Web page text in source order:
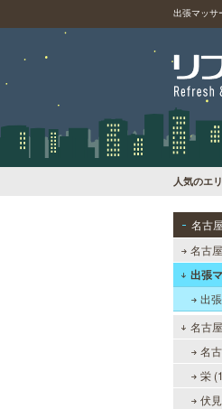
出張マッサ
人気のエ
名古
名古
出張
出
名古
名
栄
伏